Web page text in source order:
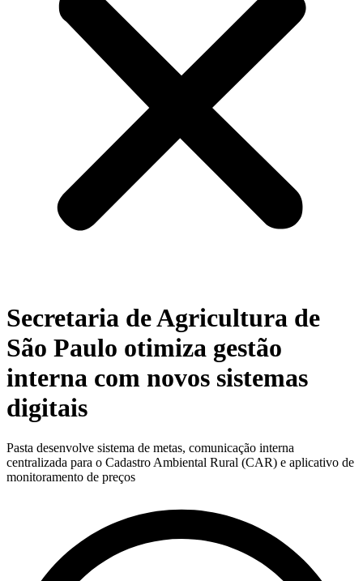
Secretaria de Agricultura de
São Paulo otimiza gestão
interna com novos sistemas
digitais
Pasta desenvolve sistema de metas, comunicação interna
centralizada para o Cadastro Ambiental Rural (CAR) e aplicativo de
monitoramento de preços